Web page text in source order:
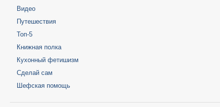
Видео
Путешествия
Топ-5
Книжная полка
Кухонный фетишизм
Сделай сам
Шефская помощь